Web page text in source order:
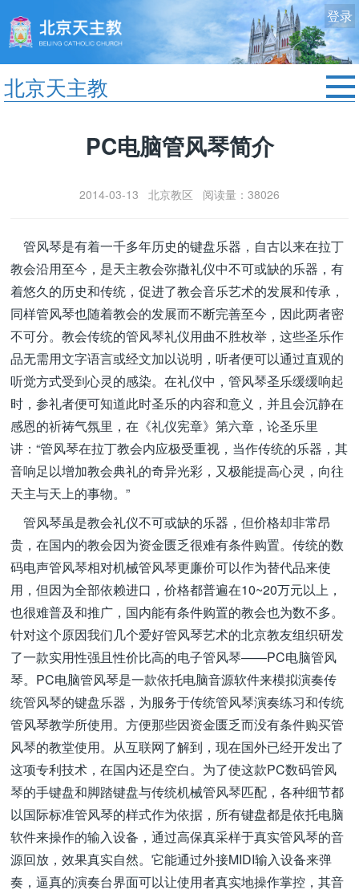
登录
北京天主教
服务中心
政策法规
时事新闻
PC电脑管风琴简介
2014-03-13 北京教区 阅读量：38026
管风琴是有着一千多年历史的键盘乐器，自古以来在拉丁
教会沿用至今，是天主教会弥撒礼仪中不可或缺的乐器，有
着悠久的历史和传统，促进了教会音乐艺术的发展和传承，
同样管风琴也随着教会的发展而不断完善至今，因此两者密
不可分。教会传统的管风琴礼仪用曲不胜枚举，这些圣乐作
品无需用文字语言或经文加以说明，听者便可以通过直观的
听觉方式受到心灵的感染。在礼仪中，管风琴圣乐缓缓响起
时，参礼者便可知道此时圣乐的内容和意义，并且会沉静在
感恩的祈祷气氛里，在《礼仪宪章》第六章，论圣乐里
讲：“管风琴在拉丁教会内应极受重视，当作传统的乐器，其
音响足以增加教会典礼的奇异光彩，又极能提高心灵，向往
天主与天上的事物。”
管风琴虽是教会礼仪不可或缺的乐器，但价格却非常昂
贵，在国内的教会因为资金匮乏很难有条件购置。传统的数
码电声管风琴相对机械管风琴更廉价可以作为替代品来使
用，但因为全部依赖进口，价格都普遍在10~20万元以上，
也很难普及和推广，国内能有条件购置的教会也为数不多。
针对这个原因我们几个爱好管风琴艺术的北京教友组织研发
了一款实用性强且性价比高的电子管风琴——PC电脑管风
琴。PC电脑管风琴是一款依托电脑音源软件来模拟演奏传
统管风琴的键盘乐器，为服务于传统管风琴演奏练习和传统
管风琴教学所使用。方便那些因资金匮乏而没有条件购买管
风琴的教堂使用。从互联网了解到，现在国外已经开发出了
这项专利技术，在国内还是空白。为了使这款PC数码管风
琴的手键盘和脚踏键盘与传统机械管风琴匹配，各种细节都
以国际标准管风琴的样式作为依据，所有键盘都是依托电脑
软件来操作的输入设备，通过高保真采样于真实管风琴的音
源回放，效果真实自然。它能通过外接MIDI输入设备来弹
奏，逼真的演奏台界面可以让使用者真实地操作掌控，其音